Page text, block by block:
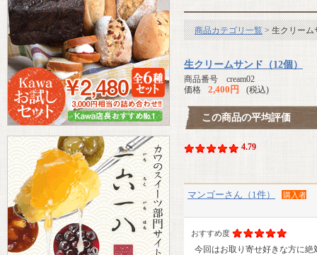
商品カテゴリ一覧> 生クリーム
生クリームサンド（12個）
商品番号 cream02
価格
2,400円 (税込)
この商品の平均評価
4.79
マンゴーさん（1件） 購入者
おすすめ度
今回はお取り寄せ好きな方に